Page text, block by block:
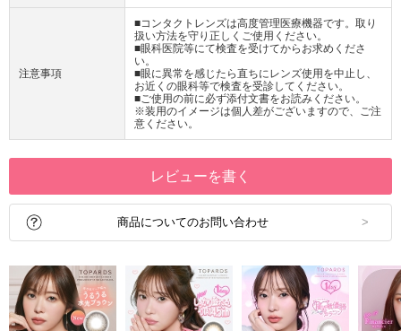
注意事項
■コンタクトレンズは高度管理医療機器です。取り
扱い方法を守り正しくご使用ください。
■眼科医院等にて検査を受けてからお求めくださ
い。
■眼に異常を感じたら直ちにレンズ使用を中止し、
お近くの眼科等で検査を受診してください。
■ご使用の前に必ず添付文書をお読みください。
※装用のイメージは個人差がございますので、ご注
意ください。
レビューを書く
商品についてのお問い合わせ